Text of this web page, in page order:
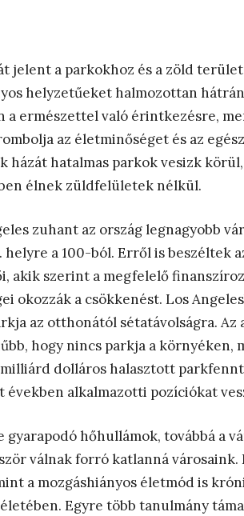
jelent a parkokhoz és a zöld
helyzetűeket halmozottan
a ermészettel való érintkezésre,
az életminőséget és az
házát hatalmas parkok vesizk
élnek züldfelületek nélkül.
zuhant az ország legnagyobb
helyre a 100-ból. Erről is beszéltek
akik szerint a megfelelő
okozzák a csökkenést. Los
az otthonától sétatávolságra. Az
hogy nincs parkja a környéken,
milliárd dolláros halasztott
években alkalmazotti pozíciókat
gyarapodó hőhullámok, továbbá a
válnak forró katlanná városaink.
a mozgáshiányos életmód is
Egyre több tanulmány